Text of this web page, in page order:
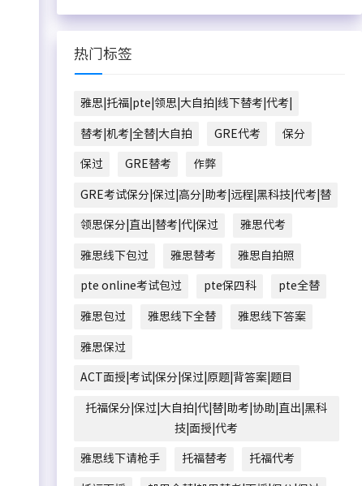
热门标签
雅思|托福|pte|领思|大自拍|线下替考|代考|
替考|机考|全替|大自拍 GRE代考 保分
保过 GRE替考 作弊
GRE考试保分|保过|高分|助考|远程|黑科技|代考|替
领思保分|直出|替考|代|保过 雅思代考
雅思线下包过 雅思替考 雅思自拍照
pte online考试包过 pte保四科 pte全替
雅思包过 雅思线下全替 雅思线下答案
雅思保过
ACT面授|考试|保分|保过|原题|背答案|题目
托福保分|保过|大自拍|代|替|助考|协助|直出|黑科
技|面授|代考
雅思线下请枪手 托福替考 托福代考